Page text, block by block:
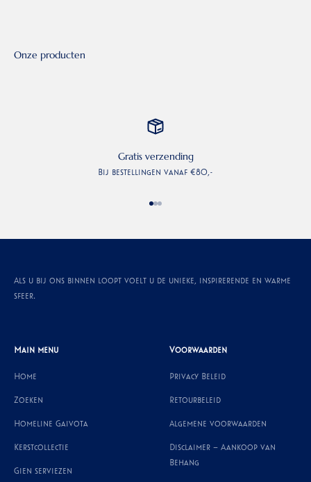
Gratis verzending
Bij bestellingen vanaf €80,-
Als u bij ons binnen loopt voelt u de unieke, inspirerende en warme
sfeer.
Main menu
Home
Zoeken
Homeline Gaivota
Kerstcollectie
Gien serviezen
Voorwaarden
Privacy Beleid
Retourbeleid
Algemene voorwaarden
Disclaimer – Aankoop van
Behang